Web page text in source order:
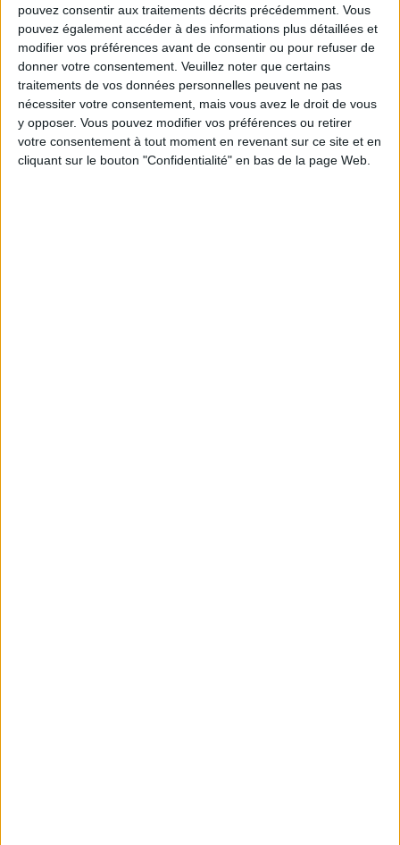
pouvez consentir aux traitements décrits précédemment. Vous
pouvez également accéder à des informations plus détaillées et
modifier vos préférences avant de consentir ou pour refuser de
donner votre consentement. Veuillez noter que certains
traitements de vos données personnelles peuvent ne pas
nécessiter votre consentement, mais vous avez le droit de vous
y opposer. Vous pouvez modifier vos préférences ou retirer
votre consentement à tout moment en revenant sur ce site et en
cliquant sur le bouton "Confidentialité" en bas de la page Web.